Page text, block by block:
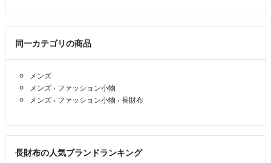
はご返品をお受けしております。
商品到着から5日以内にご連絡、返品受付後5日以内に当店に商品をご
返送ください。期限を過ぎた場合、初期不良等の場合でも対応いたしか
ねます。 必ず商品を受け取られた際に状態の確認をお願いいたしま
す。
クリーニングやアフターサービス代等の商品代金以上のご請求、不良品
同一カテゴリの商品
メンズ
メンズ › ファッション小物
メンズ › ファッション小物 › 長財布
長財布の人気ブランドランキング